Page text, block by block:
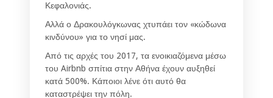
Κεφαλονιάς.
Αλλά ο Δρακουλόγκωνας χτυπάει τον «κώδωνα
κινδύνου» για το νησί μας.
Από τις αρχές του 2017, τα ενοικιαζόμενα μέσω
του Airbnb σπίτια στην Αθήνα έχουν αυξηθεί
κατά 500%. Κάποιοι λένε ότι αυτό θα
καταστρέψει την πόλη.